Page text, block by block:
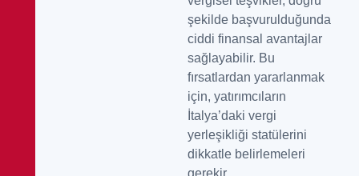
şekilde başvurulduğunda
ciddi finansal avantajlar
sağlayabilir. Bu
fırsatlardan yararlanmak
için, yatırımcıların
İtalya’daki vergi
yerleşikliği statülerini
dikkatle belirlemeleri
gerekir.